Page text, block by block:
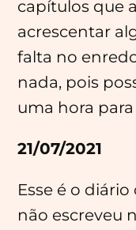
capítulos que
acrescentar
falta no
nada, pois
uma hora
21/07/2021
Esse é o
não escreveu